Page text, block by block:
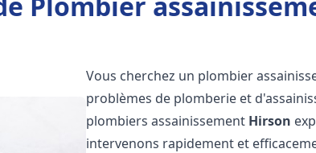
Vous cherchez un plombier
problèmes de plomberie et
plombiers assainissement Hirson
intervenons rapidement et